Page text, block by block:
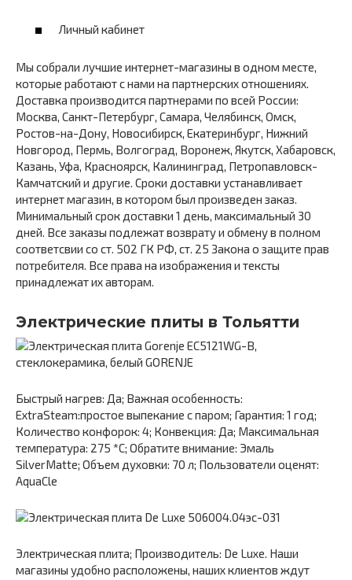
Личный кабинет
Мы собрали лучшие интернет-магазины в одном месте,
которые работают с нами на партнерских отношениях.
Доставка производится партнерами по всей России:
Москва, Санкт-Петербург, Самара, Челябинск, Омск,
Ростов-на-Дону, Новосибирск, Екатеринбург, Нижний
Новгород, Пермь, Волгоград, Воронеж, Якутск, Хабаровск,
Казань, Уфа, Красноярск, Калининград, Петропавловск-
Камчатский и другие. Сроки доставки устанавливает
интернет магазин, в котором был произведен заказ.
Минимальный срок доставки 1 день, максимальный 30
дней. Все заказы подлежат возврату и обмену в полном
соответсвии со ст. 502 ГК РФ, ст. 25 Закона о защите прав
потребителя. Все права на изображения и тексты
принадлежат их авторам.
Электрические плиты в Тольятти
Быстрый нагрев: Да; Важная особенность:
ExtraSteam:простое выпекание с паром; Гарантия: 1 год;
Количество конфорок: 4; Конвекция: Да; Максимальная
температура: 275 *С; Обратите внимание: Эмаль
SilverMatte; Объем духовки: 70 л; Пользователи оценят:
AquaCle
Электрическая плита; Производитель: De Luxe. Наши
магазины удобно расположены, наших клиентов ждут